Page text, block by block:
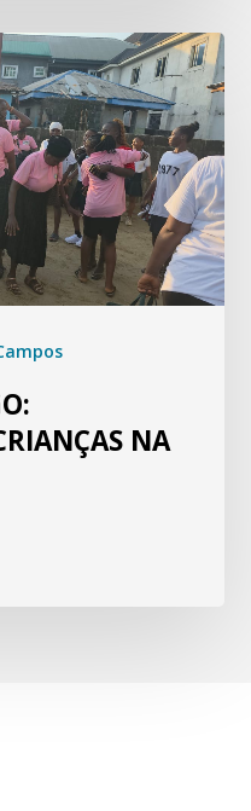
NA